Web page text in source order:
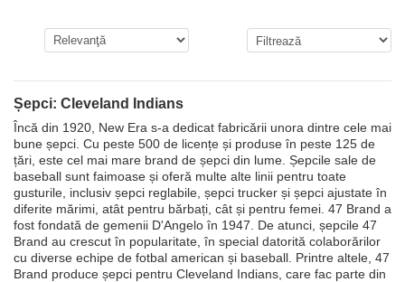
Șepci: Cleveland Indians
Încă din 1920, New Era s-a dedicat fabricării unora dintre cele mai
bune șepci. Cu peste 500 de licențe și produse în peste 125 de
țări, este cel mai mare brand de șepci din lume. Șepcile sale de
baseball sunt faimoase și oferă multe alte linii pentru toate
gusturile, inclusiv șepci reglabile, șepci trucker și șepci ajustate în
diferite mărimi, atât pentru bărbați, cât și pentru femei. 47 Brand a
fost fondată de gemenii D'Angelo în 1947. De atunci, șepcile 47
Brand au crescut în popularitate, în special datorită colaborărilor
cu diverse echipe de fotbal american și baseball. Printre altele, 47
Brand produce șepci pentru Cleveland Indians, care fac parte din